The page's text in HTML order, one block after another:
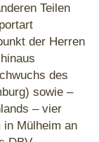
Teilen
der Herren
des
sowie –
– vier
Mülheim an